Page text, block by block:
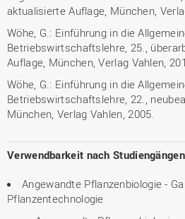
aktualisierte Auflage, München,
Wöhe, G.: Einführung in die
Betriebswirtschaftslehre, 25.,
Auflage, München, Verlag Vahlen,
Wöhe, G.: Einführung in die
Betriebswirtschaftslehre, 22.,
München, Verlag Vahlen, 2005.
Verwendbarkeit nach Studiengängen
Angewandte Pflanzenbiologie -
Pflanzentechnologie